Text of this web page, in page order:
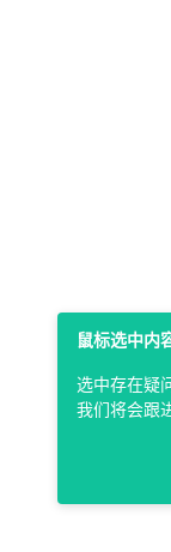
鼠标选中内
选中存在疑
我们将会跟